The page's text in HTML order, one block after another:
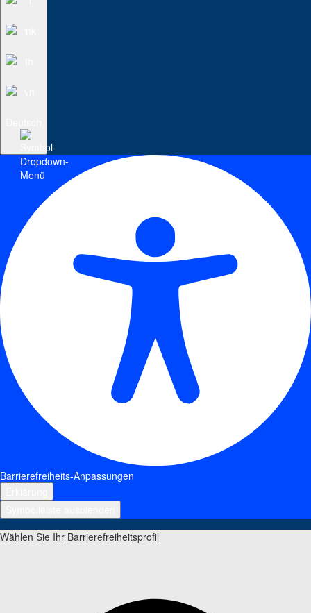
Barrierefreiheits-Anpassungen
Wählen Sie Ihr Barrierefreiheitsprofil